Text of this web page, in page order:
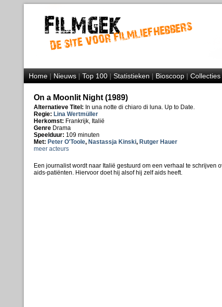
Home|Nieuws|Top 100|Statistieken|Bioscoop|Collecties
On a Moonlit Night (1989)
Alternatieve Titel: In una notte di chiaro di luna. Up to Date.
Regie: Lina Wertmüller
Herkomst: Frankrijk, Italië
Genre Drama
Speelduur: 109 minuten
Met: Peter O'Toole, Nastassja Kinski, Rutger Hauer
meer acteurs
Een journalist wordt naar Italië gestuurd om een verhaal te schrijven
aids-patiënten. Hiervoor doet hij alsof hij zelf aids heeft.